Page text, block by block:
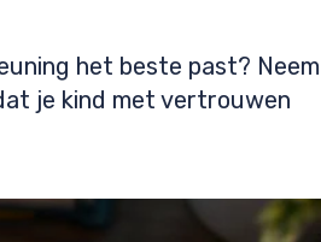
het beste past? Neem
je kind met vertrouwen